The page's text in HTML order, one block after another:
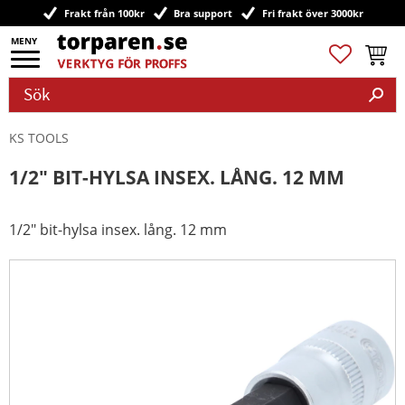
Meny
Frakt från 100kr Bra support Fri frakt över 3000kr
Favoriter
KS TOOLS
1/2" BIT-HYLSA INSEX. LÅNG. 12 MM
1/2" bit-hylsa insex. lång. 12 mm